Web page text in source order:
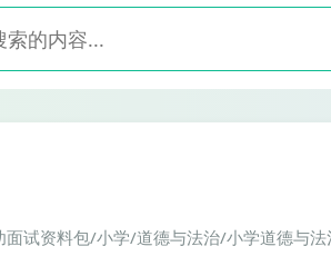
试资料包/小学/道德与法治/小学道德与